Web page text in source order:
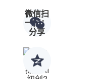
微信扫
一扫：
分享